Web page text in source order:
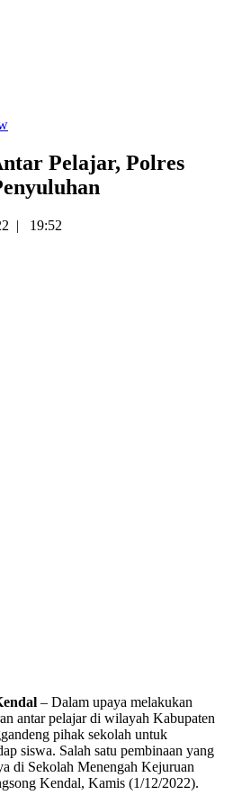
Pelajar, Polres
| 19:52
– Dalam upaya melakukan
antar pelajar di wilayah Kabupaten
pihak sekolah untuk
siswa. Salah satu pembinaan yang
di Sekolah Menengah Kejuruan
Kendal, Kamis (1/12/2022).